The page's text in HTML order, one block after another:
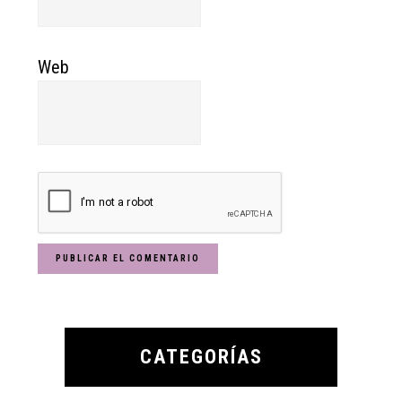
Web
Primary
CATEGORÍAS